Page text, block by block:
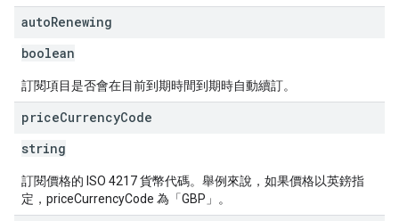
autoRenewing
boolean
訂閱項目是否會在目前到期時間到期時自動續訂。
priceCurrencyCode
string
訂閱價格的 ISO 4217 貨幣代碼。舉例來說，如果價格以英鎊指
定，priceCurrencyCode 為「GBP」。